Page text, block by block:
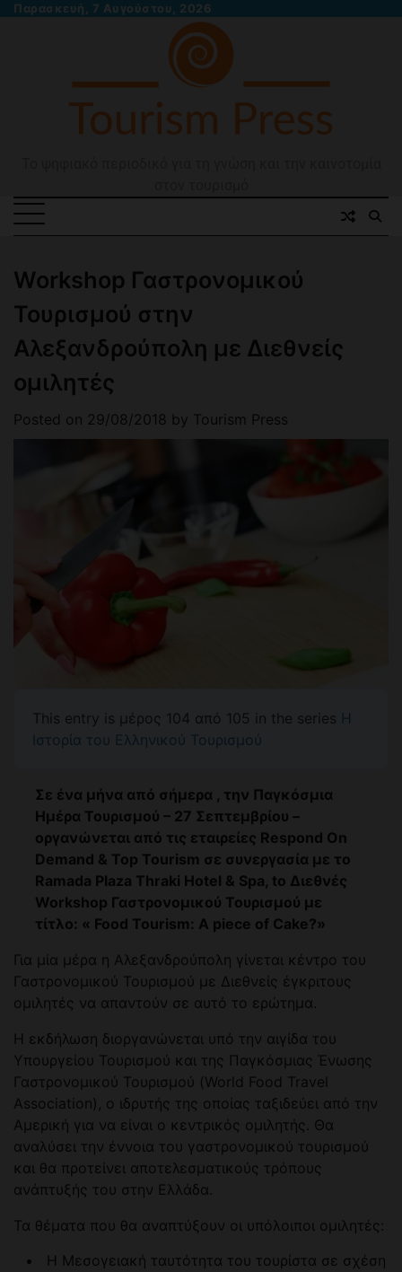
SkipΠαρασκευή, 7 Αυγούστου, 2026
Workshop Γαστρονομικού
Τουρισμού στην
Αλεξανδρούπολη με Διεθνείς
ομιλητές
Posted on 29/08/2018 by Tourism Press
This entry is μέρος 104 από 105 in the series Η
Ιστορία του Ελληνικού Τουρισμού
Σε ένα μήνα από σήμερα , την Παγκόσμια
Ημέρα Τουρισμού – 27 Σεπτεμβρίου –
οργανώνεται από τις εταιρείες Respond On
Demand & Top Tourism σε συνεργασία με το
Ramada Plaza Thraki Hotel & Spa, to Διεθνές
Workshop Γαστρονομικού Τουρισμού με
τίτλο: « Food Tourism: A piece of Cake?»
Για μία μέρα η Αλεξανδρούπολη γίνεται κέντρο του
Γαστρονομικού Τουρισμού με Διεθνείς έγκριτους
ομιλητές να απαντούν σε αυτό το ερώτημα.
Η εκδήλωση διοργανώνεται υπό την αιγίδα του
Υπουργείου Τουρισμού και της Παγκόσμιας Ένωσης
Γαστρονομικού Τουρισμού (World Food Travel
Association), ο ιδρυτής της οποίας ταξιδεύει από την
Αμερική για να είναι ο κεντρικός ομιλητής. Θα
αναλύσει την έννοια του γαστρονομικού τουρισμού
και θα προτείνει αποτελεσματικούς τρόπους
ανάπτυξής του στην Ελλάδα.
Τα θέματα που θα αναπτύξουν οι υπόλοιποι ομιλητές:
Η Μεσογειακή ταυτότητα του τουρίστα σε σχέση